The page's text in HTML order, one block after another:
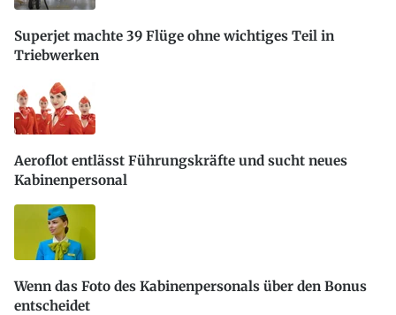
Superjet machte 39 Flüge ohne wichtiges Teil in
Triebwerken
Aeroflot entlässt Führungskräfte und sucht neues
Kabinenpersonal
Wenn das Foto des Kabinenpersonals über den Bonus
entscheidet